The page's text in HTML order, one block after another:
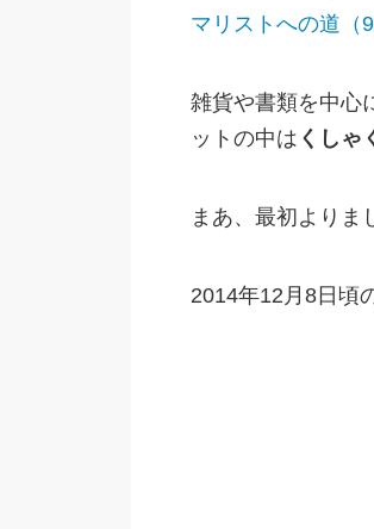
マリストへの道（
雑貨や書類を中心
ットの中は くしゃ
まあ、最初よりま
2014年12月8日頃